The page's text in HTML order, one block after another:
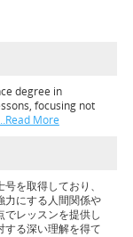
degree in
focusing not
More
を取得しており、
力にする人間関係や
レッスンを提供し
する深い理解を得て